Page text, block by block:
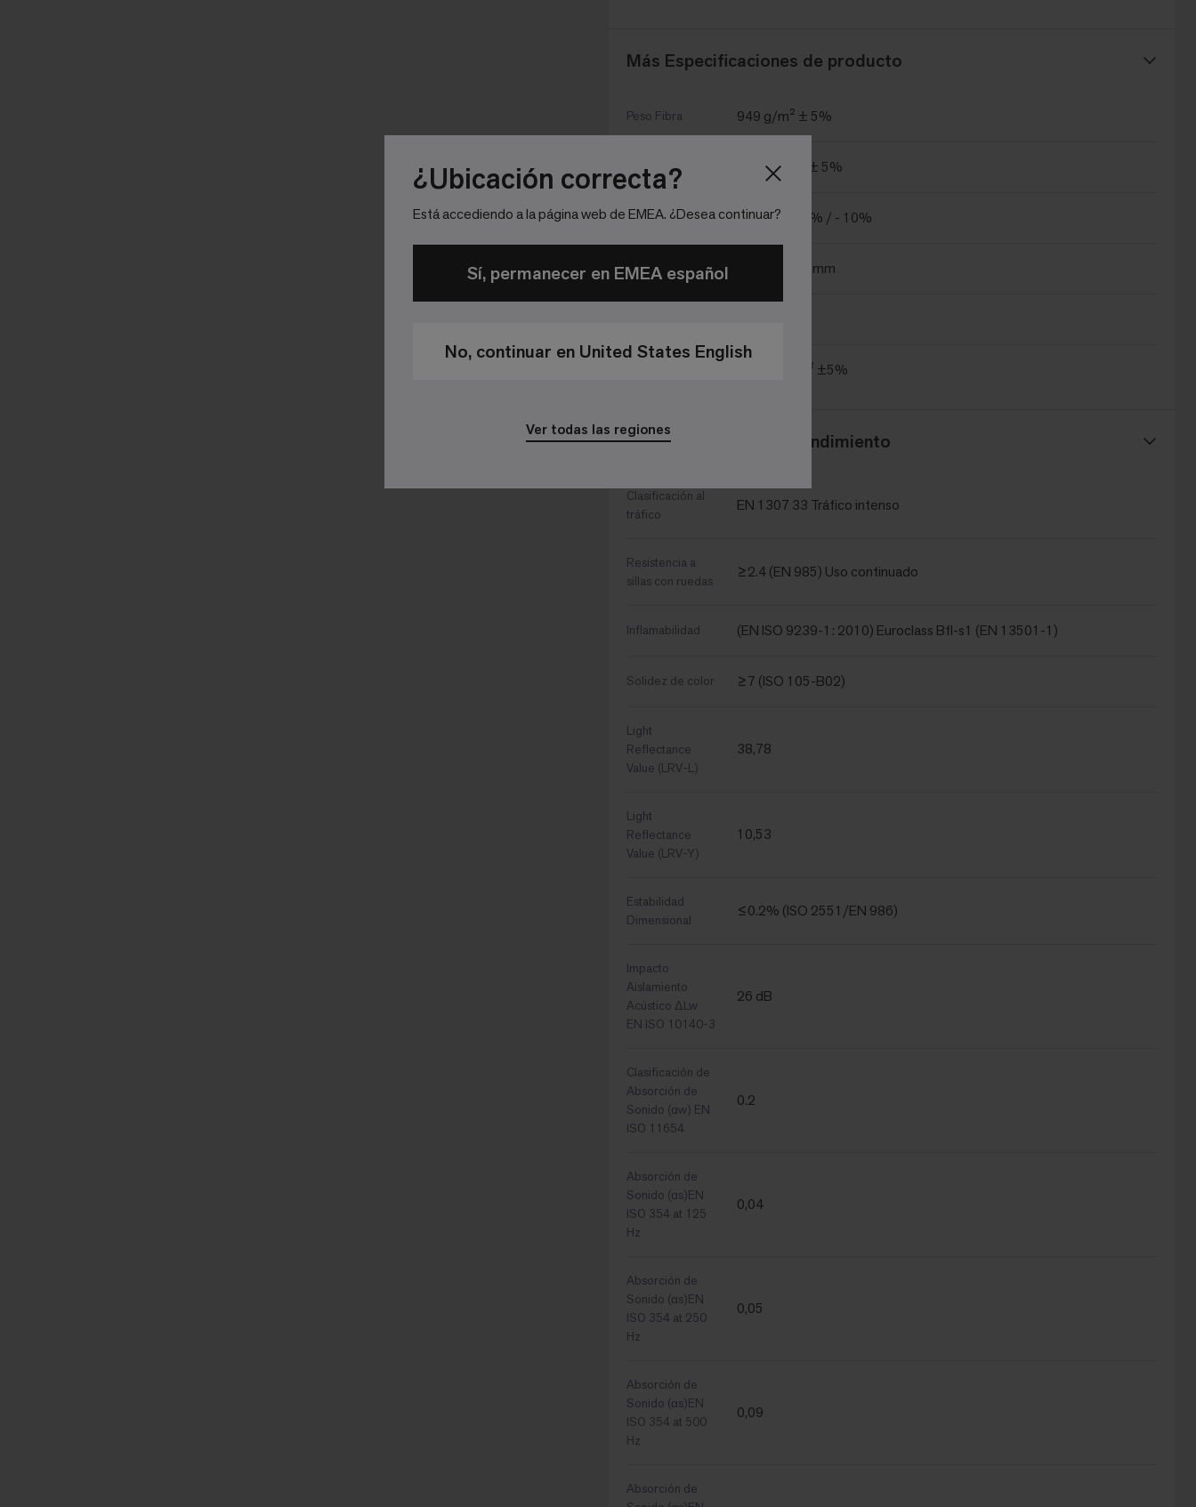
¿Ubicación correcta?
Está accediendo a la página web de EMEA. ¿Desea continuar?
Sí, permanecer en EMEA español
No, continuar en United States English
Ver todas las regiones
Más Especificaciones de producto
Peso Fibra 949 g/m² ± 5%
Peso Total 4,649 g/m² ± 5%
Altura Fibra 3.7 mm +15% / - 10%
Espesor Total 8.7 mm ±0.5mm
133,496 /m² ±5%
Especificaciones de Rendimiento
Clasificación al
tráfico
EN 1307 33 Tráfico intenso
Resistencia a
sillas con ruedas
≥2.4 (EN 985) Uso continuado
Inflamabilidad (EN ISO 9239-1: 2010) Euroclass Bfl-s1 (EN 13501-1)
Solidez de color ≥7 (ISO 105-B02)
Light
Reflectance
Value (LRV-L)
38,78
Light
Reflectance
Value (LRV-Y)
10,53
Estabilidad
Dimensional
≤0.2% (ISO 2551/EN 986)
Impacto
Aislamiento
Acústico ΔLw
EN ISO 10140-3
26 dB
Clasificación de
Absorción de
Sonido (αw) EN
ISO 11654
0.2
Absorción de
Sonido (αs)EN
ISO 354 at 125
Hz
0,04
Absorción de
Sonido (αs)EN
ISO 354 at 250
Hz
0,05
Absorción de
Sonido (αs)EN
ISO 354 at 500
Hz
0,09
Absorción de